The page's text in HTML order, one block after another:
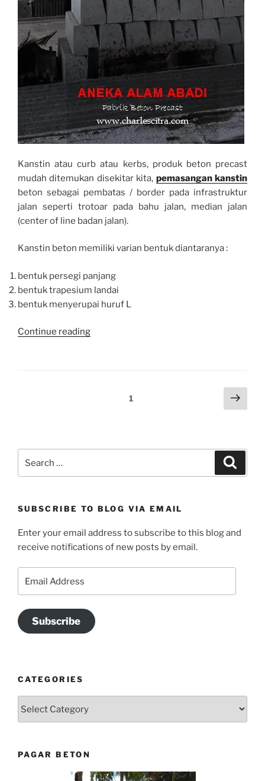
Kanstin atau curb atau kerbs, produk beton precast
mudah ditemukan disekitar kita, pemasangan kanstin
beton sebagai pembatas / border pada infrastruktur
jalan seperti trotoar pada bahu jalan, median jalan
(center of line badan jalan).
Kanstin beton memiliki varian bentuk diantaranya :
bentuk persegi panjang
bentuk trapesium landai
bentuk menyerupai huruf L
Continue reading“PEMASANGAN
Page1
Next
page
for:
SUBSCRIBE TO BLOG VIA EMAIL
Enter your email address to subscribe to this blog and
receive notifications of new posts by email.
Address
Subscribe
CATEGORIES
PAGAR BETON